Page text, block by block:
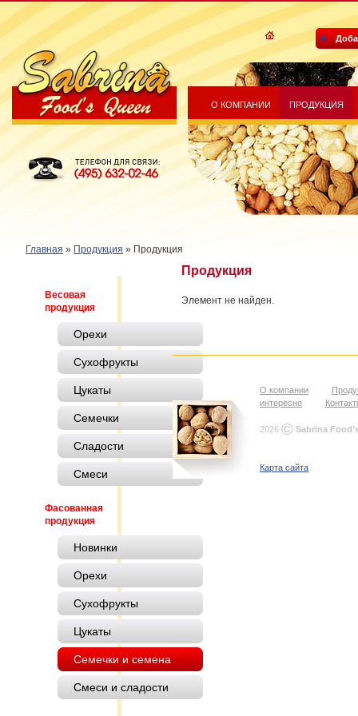
Sabrina Food's Queen
О КОМПАНИИ ПРОДУКЦИЯ
Главная » Продукция » Продукция
Весовая
продукция
Орехи
Сухофрукты
Цукаты
Семечки
Сладости
Смеси
Фасованная
продукция
Новинки
Орехи
Сухофрукты
Цукаты
Семечки и семена
Смеси и сладости
Продукция
Элемент не найден.
О компании
интересно
2026 © Sabrina
Карта сайта